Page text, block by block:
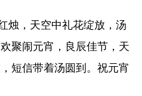
烛，天空中礼花绽放，汤
聚闹元宵，良辰佳节，天
短信带着汤圆到。祝元宵